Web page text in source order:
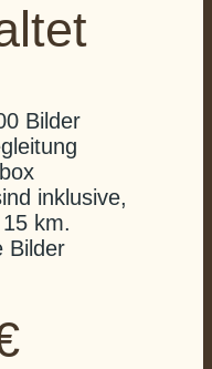
Bilder
inklusive,
km.
Bilder